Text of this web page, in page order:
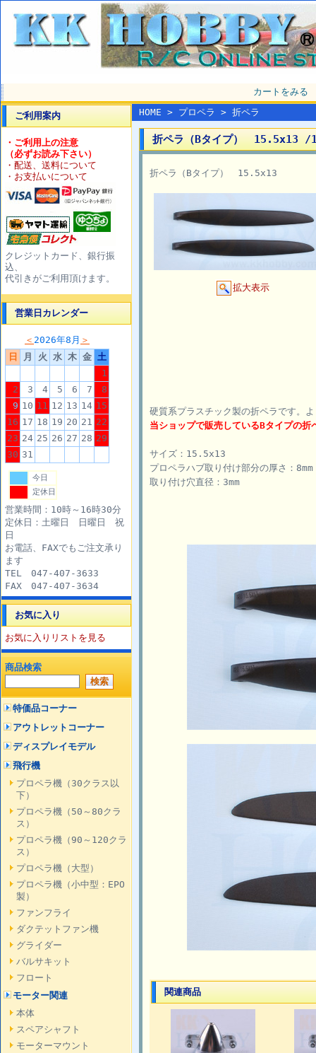
カートをみる
ご利用案内
・ご利用上の注意
（必ずお読み下さい）
・配送、送料について
・お支払いについて
クレジットカード、銀行振
込、
代引きがご利用頂けます。
営業日カレンダー
＜ 2026年8月 ＞
日
月 火 水 木 金 土
1
2
3 4 5 6 7
8
9 10 11 12 13 14 15
16 17 18 19 20 21 22
23 24 25 26 27 28 29
30 31
今日
定休日
営業時間：10時～16時30分
定休日：土曜日 日曜日 祝
日
お電話、FAXでもご注文承り
ます
TEL 047-407-3633
FAX 047-407-3634
お気に入り
お気に入りリストを見る
商品検索
特価品コーナー
アウトレットコーナー
ディスプレイモデル
飛行機
プロペラ機（30クラス以
下）
プロペラ機（50～80クラ
ス）
プロペラ機（90～120クラ
ス）
プロペラ機（大型）
プロペラ機（小中型：EPO
製）
ファンフライ
ダクテットファン機
グライダー
バルサキット
フロート
モーター関連
本体
スペアシャフト
モーターマウント
HOME > プロペラ > 折ペラ
折ペラ（Bタイプ） 15.5x13 /
折ペラ（Bタイプ） 15.5x13
拡大表示
硬質系プラスチック製の折ペラです。
当ショップで販売しているBタイプの
サイズ：15.5x13
プロペラハブ取り付け部分の厚さ：8mm
取り付け穴直径：3mm
関連商品